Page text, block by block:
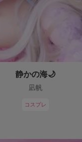
静かの海🌙
凪帆
コスプレ